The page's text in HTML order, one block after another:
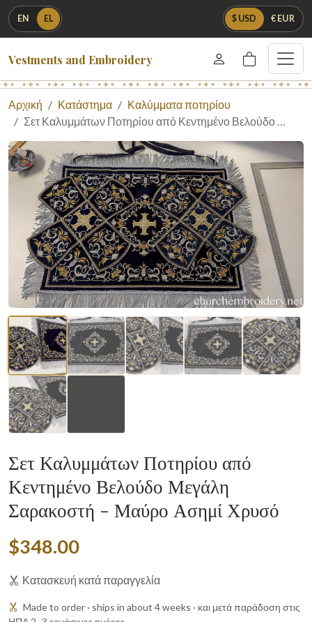
EN EL $ USD € EUR
Vestments and Embroidery
Αρχική Κατάστημα
Καλύμματα ποτηρίου
Σετ Καλυμμάτων Ποτηρίου από Κεντημένο Βελούδο …
Σετ Καλυμμάτων Ποτηρίου από
Κεντημένο Βελούδο Μεγάλη
Σαρακοστή - Μαύρο Ασημί Χρυσό
$348.00
Κατασκευή κατά παραγγελία
Made to order · ships in about 4 weeks · και μετά παράδοση στις